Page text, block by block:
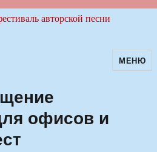
авторскойМЕНЮ
офисов и